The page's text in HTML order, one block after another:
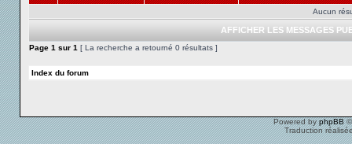
Aucun
AFFICHER LES MESSAGES
Page 1 sur 1 [ La recherche a retourné 0 résultats ]
Index du forum
Powered byphpBB©
Traduction